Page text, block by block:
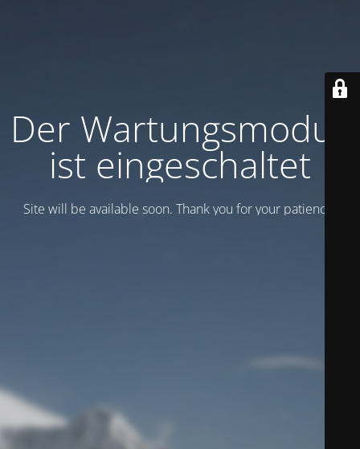
Der Wartungsmodus
ist eingeschaltet
Site will be available soon. Thank you for your patience!